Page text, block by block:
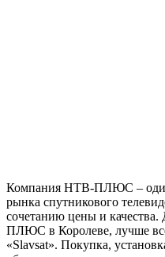
Компания НТВ-ПЛЮС – один
рынка спутникового
сочетанию цены и
ПЛЮС в Королеве, лучше
«Slavsat». Покупка,